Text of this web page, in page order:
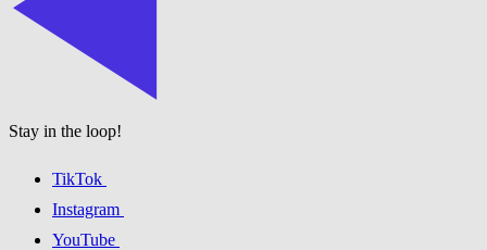
Stay in the loop!
TikTok
Instagram
YouTube